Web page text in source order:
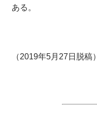
ある。
（2019年5月27日脱稿）